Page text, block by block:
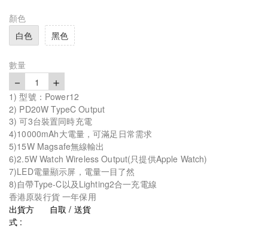
顏色
白色
黑色
數量
－ 1 ＋
1) 型號：Power12
2) PD20W TypeC Output
3) 可3台裝置同時充電
4)10000mAh大電量，可滿足日常需求
5)15W Magsafe無線輸出
6)2.5W Watch Wireless Output(只提供Apple Watch)
7)LED電量顯示屏，電量一目了然
8)自帶Type-C以及Lighting2合一充電線
香港原裝行貨 一年保用
出貨方
式 :
自取 / 送貨